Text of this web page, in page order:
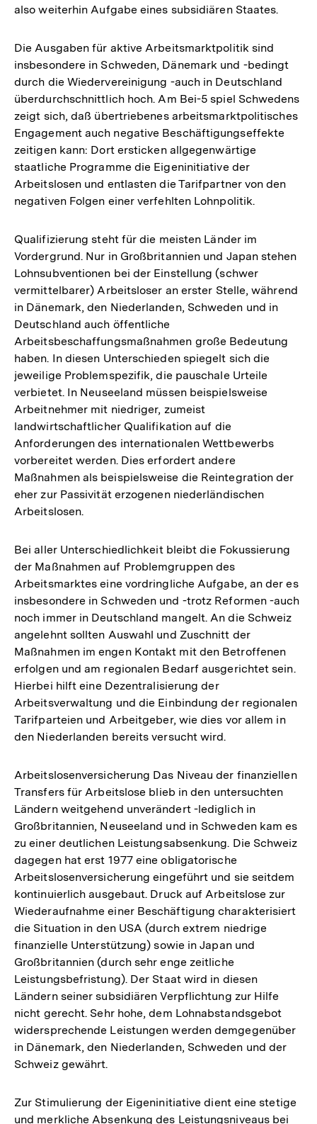
also weiterhin Aufgabe eines subsidiären Staates.
Die Ausgaben für aktive Arbeitsmarktpolitik sind
insbesondere in Schweden, Dänemark und -bedingt
durch die Wiedervereinigung -auch in Deutschland
überdurchschnittlich hoch. Am Bei-5 spiel Schwedens
zeigt sich, daß übertriebenes arbeitsmarktpolitisches
Engagement auch negative Beschäftigungseffekte
zeitigen kann: Dort ersticken allgegenwärtige
staatliche Programme die Eigeninitiative der
Arbeitslosen und entlasten die Tarifpartner von den
negativen Folgen einer verfehlten Lohnpolitik.
Qualifizierung steht für die meisten Länder im
Vordergrund. Nur in Großbritannien und Japan stehen
Lohnsubventionen bei der Einstellung (schwer
vermittelbarer) Arbeitsloser an erster Stelle, während
in Dänemark, den Niederlanden, Schweden und in
Deutschland auch öffentliche
Arbeitsbeschaffungsmaßnahmen große Bedeutung
haben. In diesen Unterschieden spiegelt sich die
jeweilige Problemspezifik, die pauschale Urteile
verbietet. In Neuseeland müssen beispielsweise
Arbeitnehmer mit niedriger, zumeist
landwirtschaftlicher Qualifikation auf die
Anforderungen des internationalen Wettbewerbs
vorbereitet werden. Dies erfordert andere
Maßnahmen als beispielsweise die Reintegration der
eher zur Passivität erzogenen niederländischen
Arbeitslosen.
Bei aller Unterschiedlichkeit bleibt die Fokussierung
der Maßnahmen auf Problemgruppen des
Arbeitsmarktes eine vordringliche Aufgabe, an der es
insbesondere in Schweden und -trotz Reformen -auch
noch immer in Deutschland mangelt. An die Schweiz
angelehnt sollten Auswahl und Zuschnitt der
Maßnahmen im engen Kontakt mit den Betroffenen
erfolgen und am regionalen Bedarf ausgerichtet sein.
Hierbei hilft eine Dezentralisierung der
Arbeitsverwaltung und die Einbindung der regionalen
Tarifparteien und Arbeitgeber, wie dies vor allem in
den Niederlanden bereits versucht wird.
Arbeitslosenversicherung Das Niveau der finanziellen
Transfers für Arbeitslose blieb in den untersuchten
Ländern weitgehend unverändert -lediglich in
Großbritannien, Neuseeland und in Schweden kam es
zu einer deutlichen Leistungsabsenkung. Die Schweiz
dagegen hat erst 1977 eine obligatorische
Arbeitslosenversicherung eingeführt und sie seitdem
kontinuierlich ausgebaut. Druck auf Arbeitslose zur
Wiederaufnahme einer Beschäftigung charakterisiert
die Situation in den USA (durch extrem niedrige
finanzielle Unterstützung) sowie in Japan und
Großbritannien (durch sehr enge zeitliche
Leistungsbefristung). Der Staat wird in diesen
Ländern seiner subsidiären Verpflichtung zur Hilfe
nicht gerecht. Sehr hohe, dem Lohnabstandsgebot
widersprechende Leistungen werden demgegenüber
in Dänemark, den Niederlanden, Schweden und der
Schweiz gewährt.
Zur Stimulierung der Eigeninitiative dient eine stetige
und merkliche Absenkung des Leistungsniveaus bei